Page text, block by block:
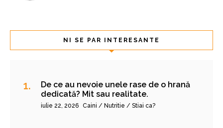
NI SE PAR INTERESANTE
De ce au nevoie unele rase de o hrană
dedicată? Mit sau realitate.
iulie 22, 2026 Caini / Nutritie / Stiai ca?